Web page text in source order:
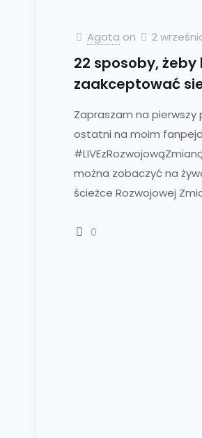
Agata on 2
22 sposoby,
zaakceptować
Zapraszam na pierwszy
ostatni na moim
można zobaczyć na
ścieżce Rozwojowej
0